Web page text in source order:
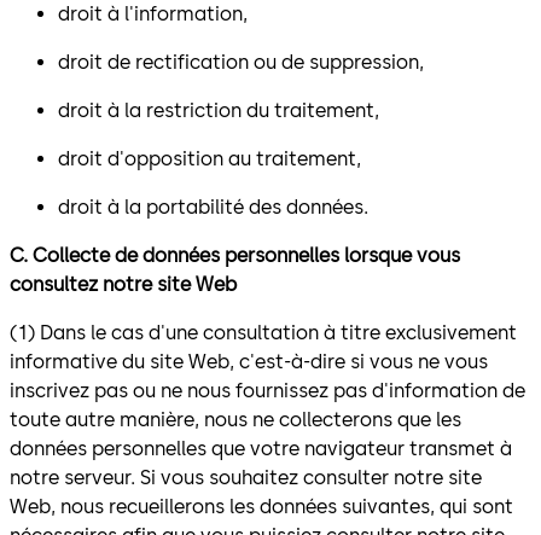
droit à l'information,
droit de rectification ou de suppression,
droit à la restriction du traitement,
droit d'opposition au traitement,
droit à la portabilité des données.
C. Collecte de données personnelles lorsque vous
consultez notre site Web
(1) Dans le cas d'une consultation à titre exclusivement
informative du site Web, c'est-à-dire si vous ne vous
inscrivez pas ou ne nous fournissez pas d'information de
toute autre manière, nous ne collecterons que les
données personnelles que votre navigateur transmet à
notre serveur. Si vous souhaitez consulter notre site
Web, nous recueillerons les données suivantes, qui sont